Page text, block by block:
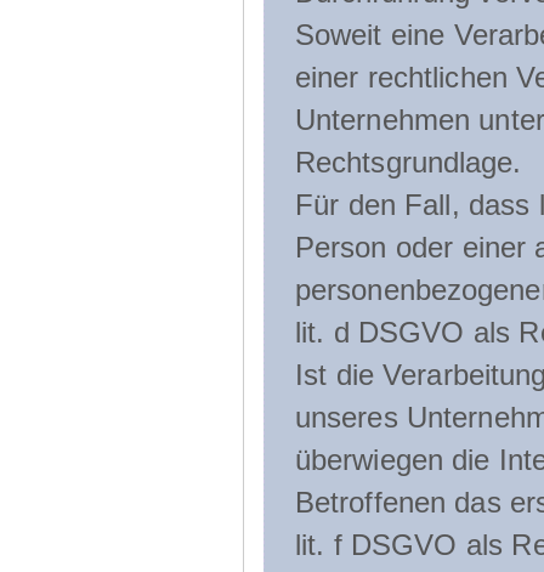
Soweit eine
einer rechtlichen
Unternehmen
Rechtsgrundlage.
Für den Fall, dass
Person oder einer
lit. d DSGVO als
Ist die
unseres
überwiegen die
Betroffenen das
lit. f DSGVO als